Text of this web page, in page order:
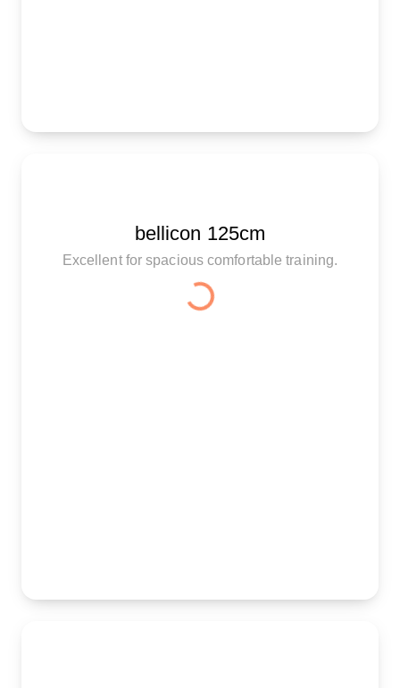
bellicon 125cm
Excellent for spacious comfortable training.